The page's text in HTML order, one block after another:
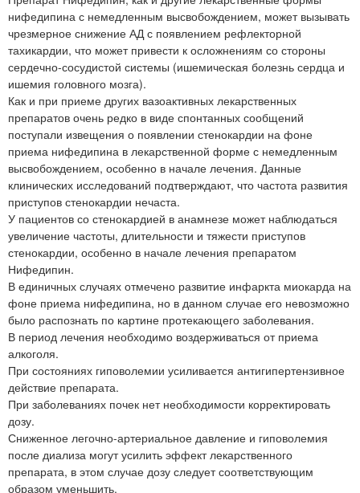
нифедипина с немедленным высвобождением, может вызывать
чрезмерное снижение АД с появлением рефлекторной
тахикардии, что может привести к осложнениям со стороны
сердечно-сосудистой системы (ишемическая болезнь сердца и
ишемия головного мозга).
Как и при приеме других вазоактивных лекарственных
препаратов очень редко в виде спонтанных сообщений
поступали извещения о появлении стенокардии на фоне
приема нифедипина в лекарственной форме с немедленным
высвобождением, особенно в начале лечения. Данные
клинических исследований подтверждают, что частота развития
приступов стенокардии нечаста.
У пациентов со стенокардией в анамнезе может наблюдаться
увеличение частоты, длительности и тяжести приступов
стенокардии, особенно в начале лечения препаратом
Нифедипин.
В единичных случаях отмечено развитие инфаркта миокарда на
фоне приема нифедипина, но в данном случае его невозможно
было распознать по картине протекающего заболевания.
В период лечения необходимо воздерживаться от приема
алкоголя.
При состояниях гиповолемии усиливается антигипертензивное
действие препарата.
При заболеваниях почек нет необходимости корректировать
дозу.
Сниженное легочно-артериальное давление и гиповолемия
после диализа могут усилить эффект лекарственного
препарата, в этом случае дозу следует соответствующим
образом уменьшить.